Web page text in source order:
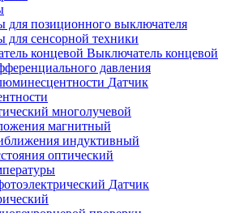
для позиционного выключателя
для сенсорной техники
Выключатель концевой
давления
Датчик
многолучевой
магнитный
индуктивный
оптический
Датчик